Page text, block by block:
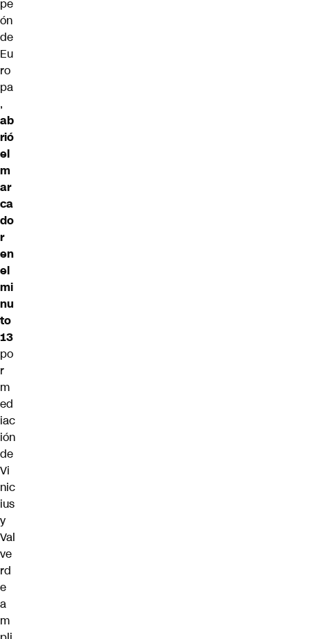
pe
ón
de
Eu
ro
pa
,
ab
rió
el
m
ar
ca
do
r
en
el
mi
nu
to
13
po
r
m
ed
iac
ión
de
Vi
nic
ius
y
Val
ve
rd
e
a
m